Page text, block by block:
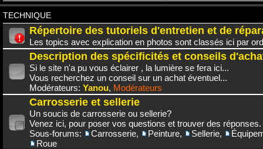
TECHNIQUE
Répertoire des tutoriels d'entretien et de
Les topics avec explication en photos sont classés ici par
Description des spécificités et conseils
Si le site n'a pu vous éclairer , la lumière se fera ici...
Vous recherchez un conseil sur un achat éventuel...
Modérateurs: Yanou, Modérateurs
Carrosserie et sellerie
Un soucis de carrosserie ou sellerie?
Venez ici, pour poser vos questions et trouver des réponses.
Sous-forums:
Carrosserie, Peinture, Sellerie,
Roue